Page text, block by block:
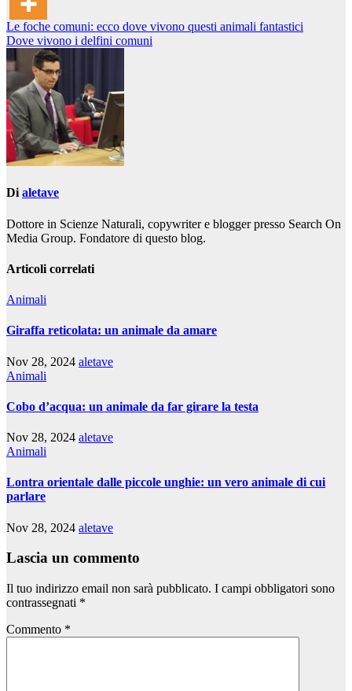
Navigazione
articoli
Le foche comuni: ecco dove vivono questi animali fantastici
Dove vivono i delfini comuni
Di aletave
Dottore in Scienze Naturali, copywriter e blogger presso Search On
Media Group. Fondatore di questo blog.
Articoli correlati
Animali
Giraffa reticolata: un animale da amare
Nov 28, 2024 aletave
Animali
Cobo d’acqua: un animale da far girare la testa
Nov 28, 2024 aletave
Animali
Lontra orientale dalle piccole unghie: un vero animale di cui
parlare
Nov 28, 2024 aletave
Lascia un commento
Il tuo indirizzo email non sarà pubblicato. I campi obbligatori sono
contrassegnati *
Commento *